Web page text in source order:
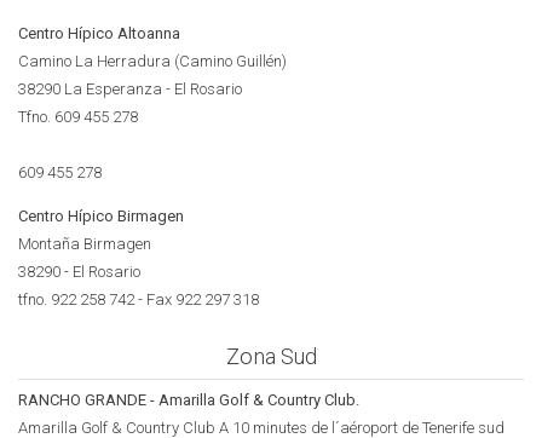
Centro Hípico Altoanna
Camino La Herradura (Camino Guillén)
38290 La Esperanza - El Rosario
Tfno. 609 455 278
609 455 278
Centro Hípico Birmagen
Montaña Birmagen
38290 - El Rosario
tfno. 922 258 742 - Fax 922 297 318
Zona Sud
RANCHO GRANDE - Amarilla Golf & Country Club.
Amarilla Golf & Country Club A 10 minutes de l´aéroport de Tenerife sud